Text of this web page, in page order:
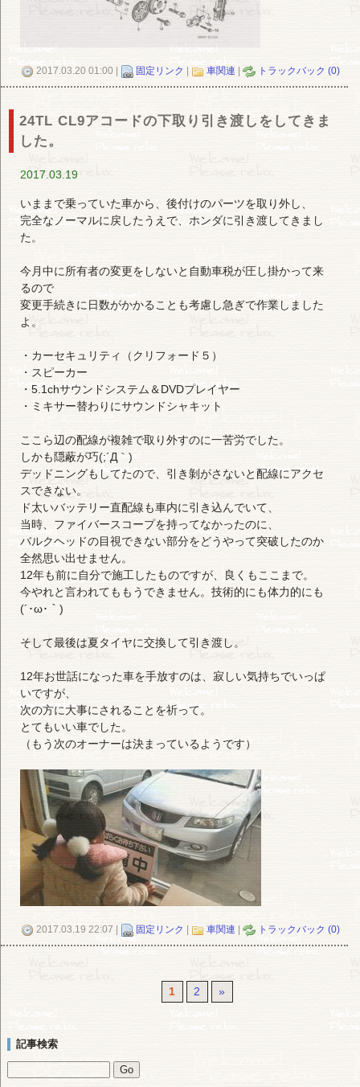
2017.03.20 01:00 | 固定リンク 車関連 | トラックバック (0)
24TL CL9アコードの下取り引き渡しをしてきま
した。
2017.03.19
いままで乗っていた車から、後付けのパーツを取り外し、
完全なノーマルに戻したうえで、ホンダに引き渡してきまし
た。
今月中に所有者の変更をしないと自動車税が圧し掛かって来
るので
変更手続きに日数がかかることも考慮し急ぎで作業しました
よ。
・カーセキュリティ（クリフォード５）
・スピーカー
・5.1chサウンドシステム＆DVDプレイヤー
・ミキサー替わりにサウンドシャキット
ここら辺の配線が複雑で取り外すのに一苦労でした。
しかも隠蔽が巧(;´Д｀)
デッドニングもしてたので、引き剝がさないと配線にアクセ
スできない。
ド太いバッテリー直配線も車内に引き込んでいて、
当時、ファイバースコープを持ってなかったのに、
バルクヘッドの目視できない部分をどうやって突破したのか
全然思い出せません。
12年も前に自分で施工したものですが、良くもここまで。
今やれと言われてももうできません。技術的にも体力的にも
(´･ω･｀)
そして最後は夏タイヤに交換して引き渡し。
12年お世話になった車を手放すのは、寂しい気持ちでいっぱ
いですが、
次の方に大事にされることを祈って。
とてもいい車でした。
（もう次のオーナーは決まっているようです）
2017.03.19 22:07 | 固定リンク 車関連 | トラックバック (0)
1 2 »
記事検索